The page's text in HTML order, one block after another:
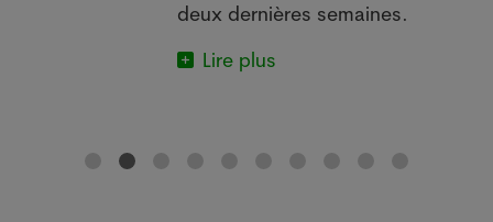
deux dernières semaines.
Lire plus